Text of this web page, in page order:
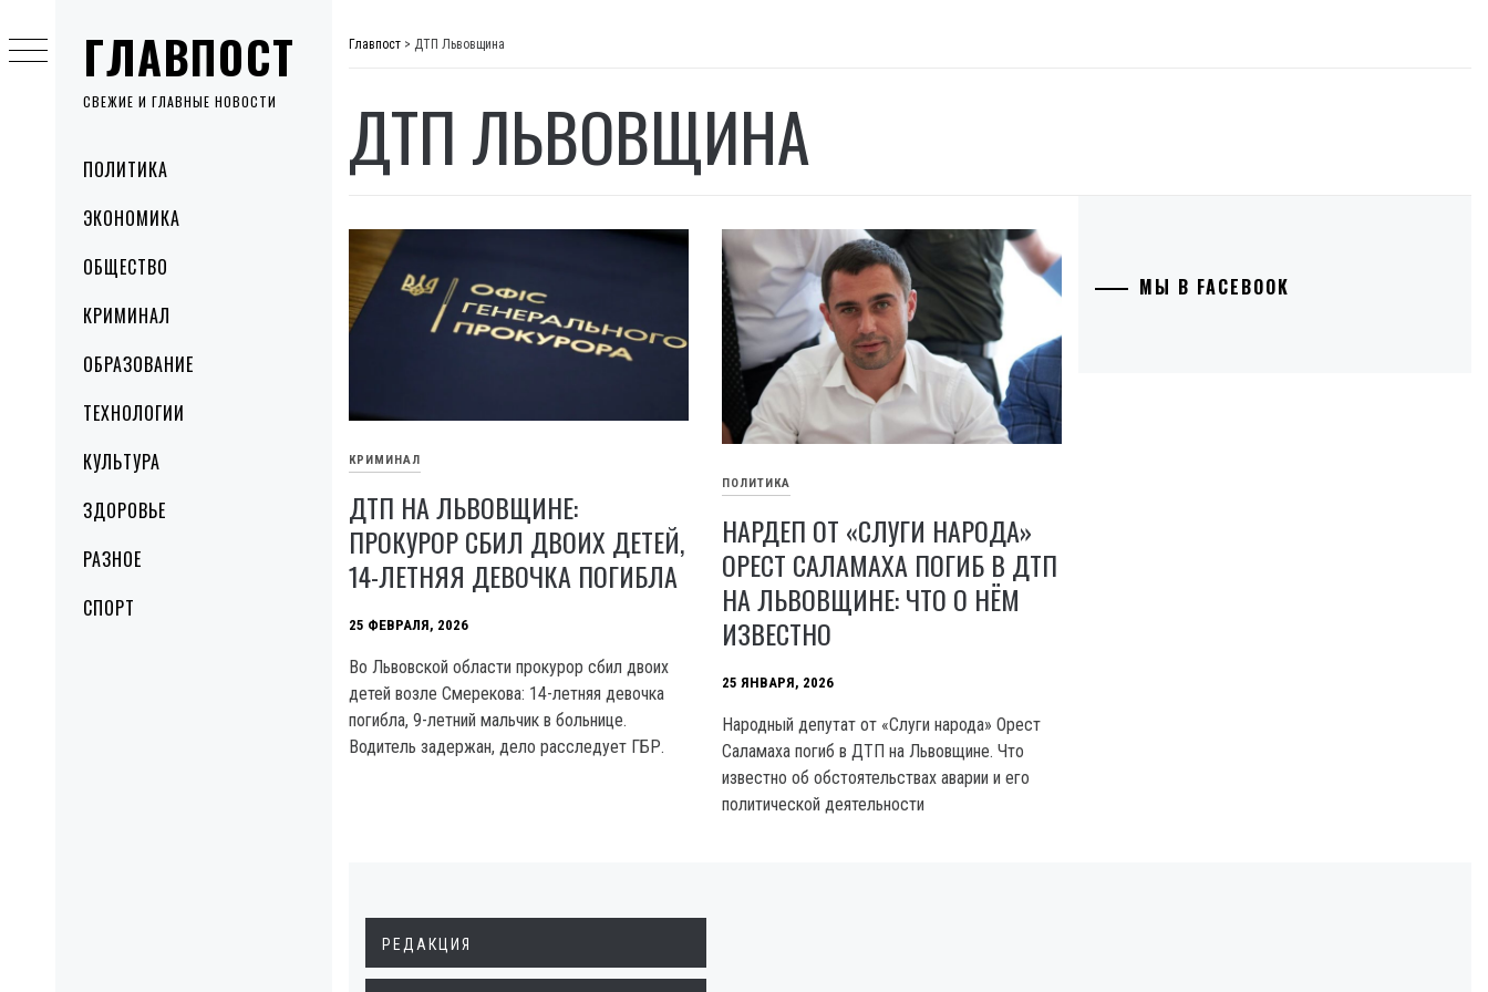
ГЛАВПОСТ
СВЕЖИЕ И ГЛАВНЫЕ НОВОСТИ
MenuПОЛИТИКА
ЭКОНОМИКА
ОБЩЕСТВО
КРИМИНАЛ
ОБРАЗОВАНИЕ
ТЕХНОЛОГИИ
КУЛЬТУРА
ЗДОРОВЬЕ
РАЗНОЕ
СПОРТ
to
content
Главпост > ДТП Львовщина
ДТП ЛЬВОВЩИНА
КРИМИНАЛ
ДТП НА ЛЬВОВЩИНЕ:
ПРОКУРОР СБИЛ ДВОИХ ДЕТЕЙ,
14-ЛЕТНЯЯ ДЕВОЧКА ПОГИБЛА
25 ФЕВРАЛЯ, 2026
Во Львовской области прокурор сбил двоих
детей возле Смерекова: 14-летняя девочка
погибла, 9-летний мальчик в больнице.
Водитель задержан, дело расследует ГБР.
ПОЛИТИКА
НАРДЕП ОТ «СЛУГИ НАРОДА»
ОРЕСТ САЛАМАХА ПОГИБ В ДТП
НА ЛЬВОВЩИНЕ: ЧТО О НЁМ
ИЗВЕСТНО
25 ЯНВАРЯ, 2026
Народный депутат от «Слуги народа» Орест
Саламаха погиб в ДТП на Львовщине. Что
известно об обстоятельствах аварии и его
политической деятельности
МЫ В FACEBOOK
РЕДАКЦИЯ